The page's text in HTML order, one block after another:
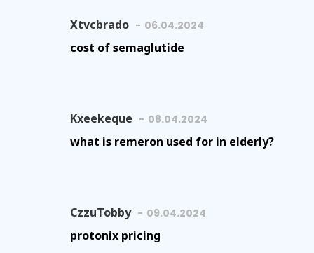
Xtvcbrado 06.04.2024
cost of semaglutide
Kxeekeque 08.04.2024
what is remeron used for in elderly?
CzzuTobby 09.04.2024
protonix pricing